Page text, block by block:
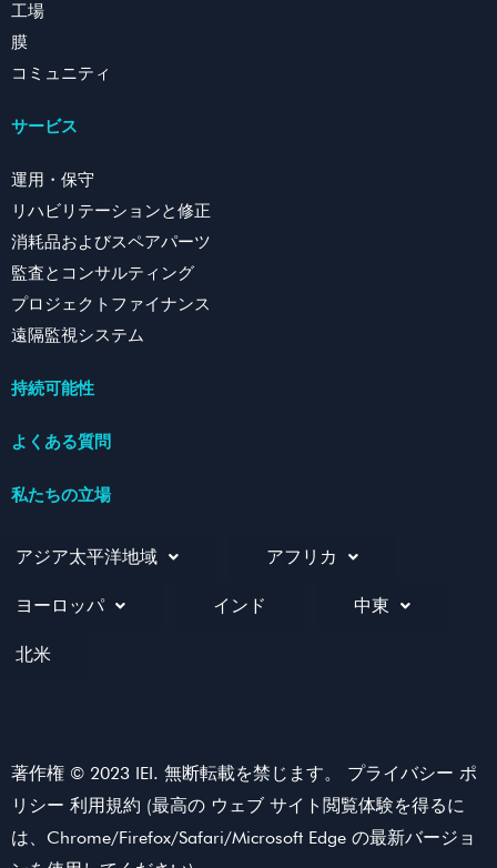
工場
膜
コミュニティ
サービス
運用・保守
リハビリテーションと修正
消耗品およびスペアパーツ
監査とコンサルティング
プロジェクトファイナンス
遠隔監視システム
持続可能性
よくある質問
私たちの立場
アジア太平洋地域 アフリカ
ヨーロッパ インド 中東
北米
著作権 © 2023 IEI. 無断転載を禁じます。 プライバシー ポ
リシー 利用規約 (最高の ウェブ サイト閲覧体験を得るに
は、Chrome/Firefox/Safari/Microsoft Edge の最新バージョ